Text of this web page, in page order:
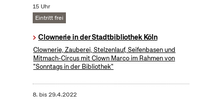
15 Uhr
Eintritt frei
Clownerie in der Stadtbibliothek Köln
Clownerie, Zauberei, Stelzenlauf, Seifenbasen und
Mitmach-Circus mit Clown Marco im Rahmen von
"Sonntags in der Bibliothek"
8. bis29.4.2022